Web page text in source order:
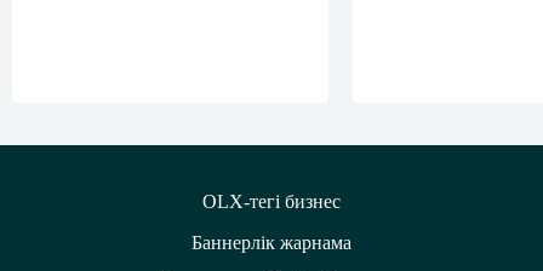
OLX-тегі бизнес
Баннерлік жарнама